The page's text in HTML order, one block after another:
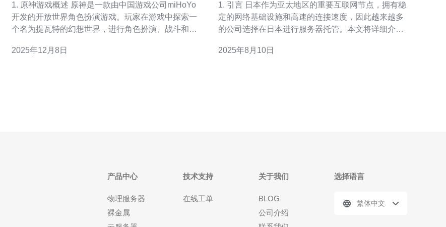
1. 原神游戏概述 原神是一款由中国游戏公司miHoYo
开发的开放世界角色扮演游戏。玩家在游戏中探索一
个名为提瓦特的幻想世界，进行角色扮演、战斗和解
的服务器非常重要。
2025年12月8日
1. 引言 日本作为亚太地区的重要互联网节点，拥有稳
定的网络基础设施和高速的连接速度，因此越来越多
的公司选择在日本进行服务器托管。本文将详细介绍
出明智的决策。 2. 日本服务器托管的费用 日本服务器
2025年8月10日
产品中心
物理服务器
裸金属
技术支持
在线工单
关于我们
BLOG
公司介绍
选择语言
繁体中文